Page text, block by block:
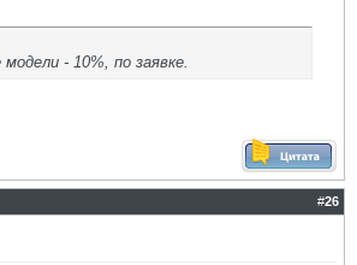
- 10%, по заявке.
#26